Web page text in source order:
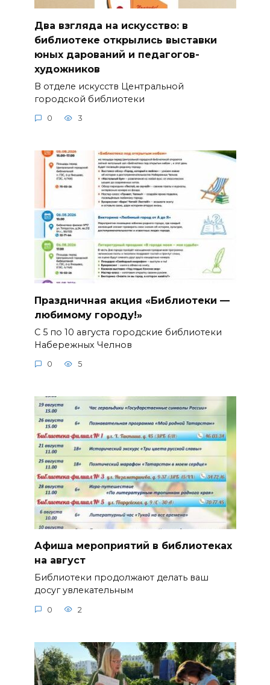
Два взгляда на искусство: в
библиотеке открылись выставки
юных дарований и педагогов-
художников
В отделе искусств Центральной
городской библиотеки
0 3
Праздничная акция «Библиотеки —
любимому городу!»
С 5 по 10 августа городские библиотеки
Набережных Челнов
0 5
Афиша мероприятий в библиотеках
на август
Библиотеки продолжают делать ваш
досуг увлекательным
0 2